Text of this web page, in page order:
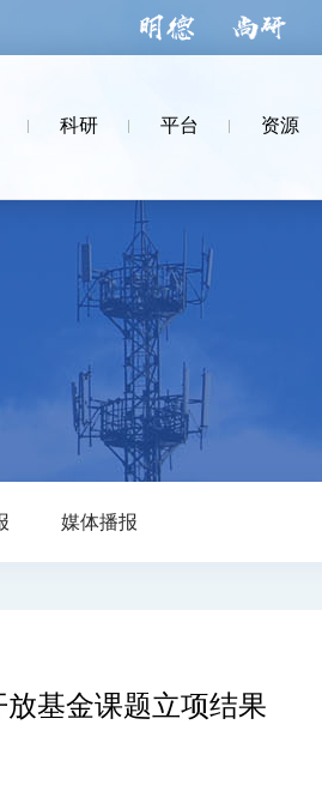
科研 平台 资源
媒体播报
基金课题立项结果